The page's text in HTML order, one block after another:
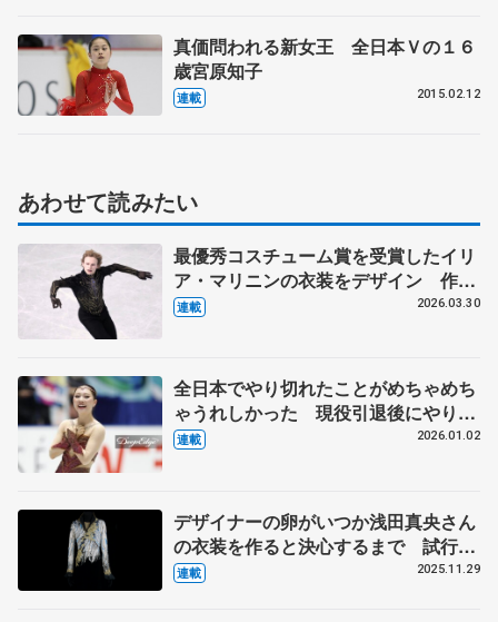
真価問われる新女王 全日本Ｖの１６
歳宮原知子
連載 2015.02.12
あわせて読みたい
最優秀コスチューム賞を受賞したイリ
ア・マリニンの衣装をデザイン 作り
手の考えが尊重される海外選手からの
連載 2026.03.30
全日本でやり切れたことがめちゃめち
ゃうれしかった 現役引退後にやりた
いことは…【第5回 新葉のことば】
連載 2026.01.02
デザイナーの卵がいつか浅田真央さん
の衣装を作ると決心するまで 試行錯
誤の日々、２週間で仕上げた羽生結弦
連載 2025.11.29